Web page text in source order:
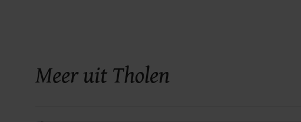
Meer uit Tholen